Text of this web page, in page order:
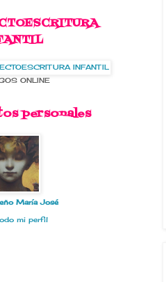
ONLINE
personales
María José
mi perfil